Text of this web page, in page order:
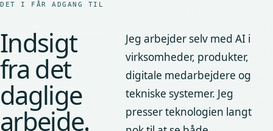
DET I FÅR ADGANG TIL
Indsigt
fra det
daglige
arbejde.
Jeg arbejder selv med AI i
virksomheder, produkter,
digitale medarbejdere og
tekniske systemer. Jeg
presser teknologien langt